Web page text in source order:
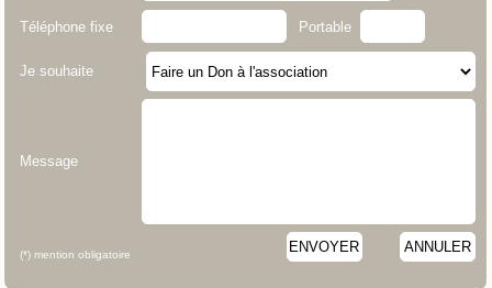
Téléphone fixe Portable
Je souhaite
Message
(*) mention obligatoire ENVOYER ANNULER